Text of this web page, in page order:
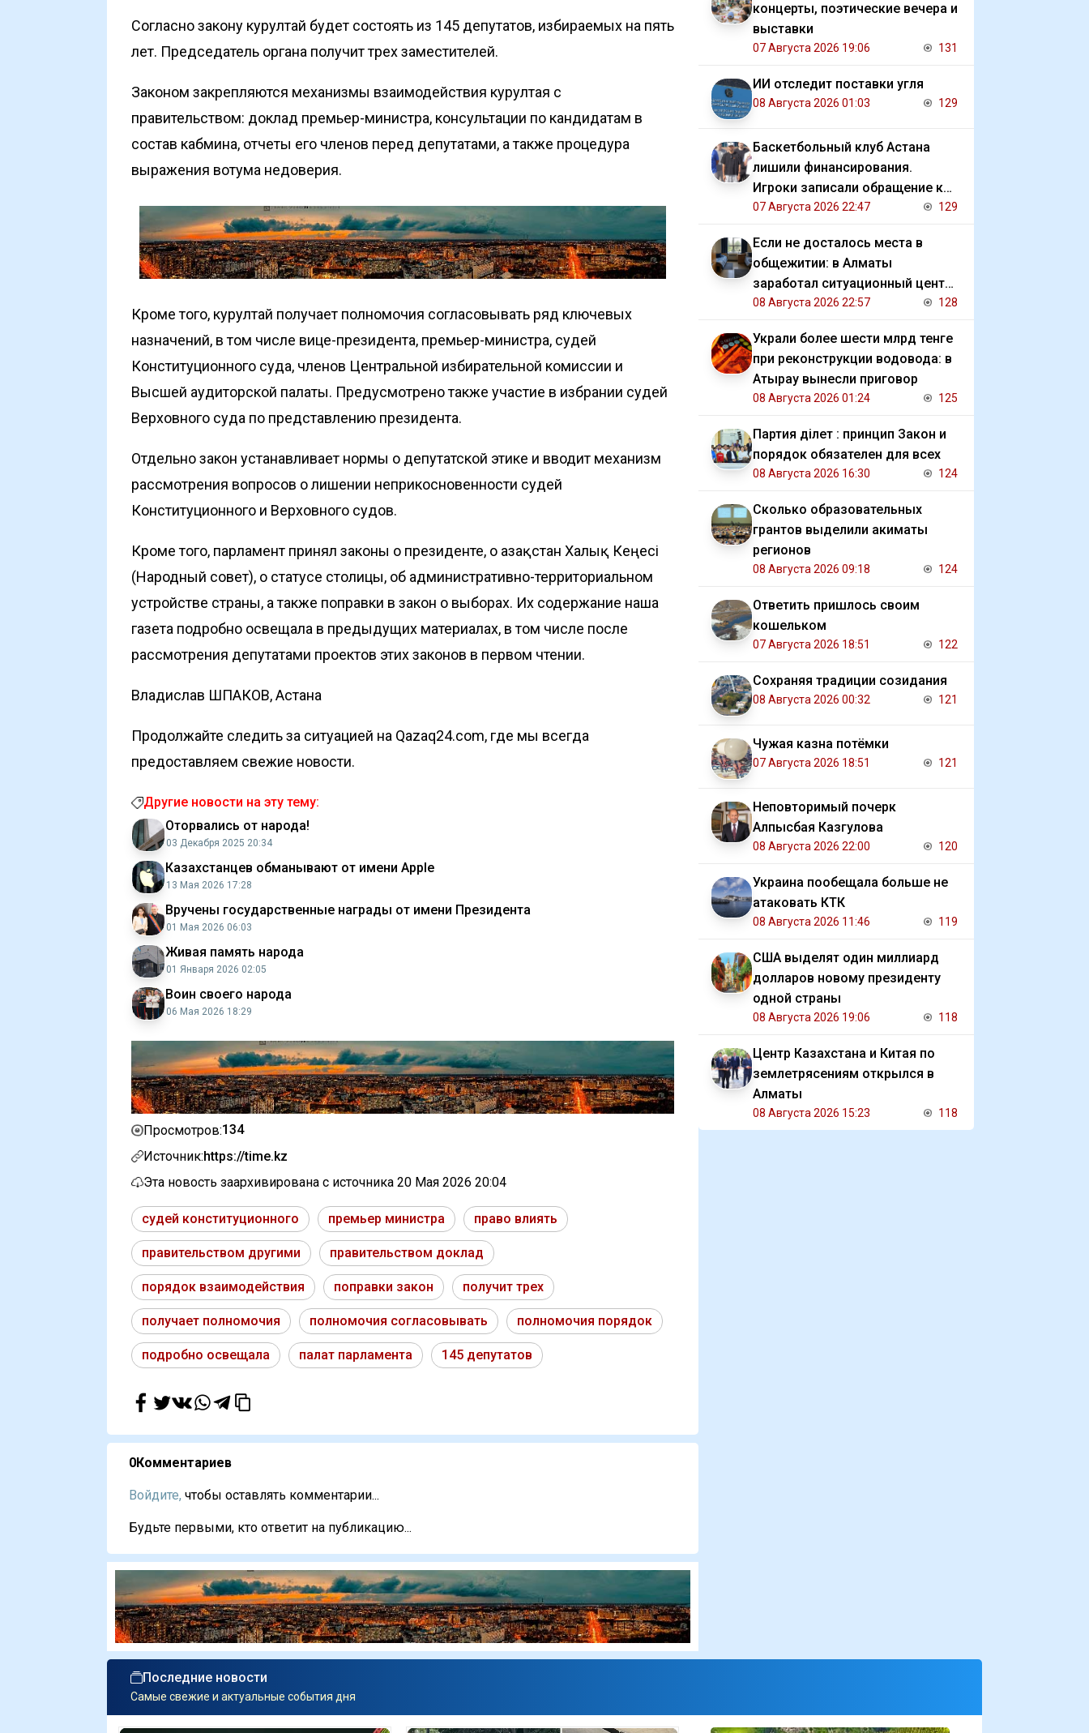
Согласно закону курултай будет состоять из 145 депутатов, избираемых на пять
лет. Председатель органа получит трех заместителей.
Законом закрепляются механизмы взаимодействия курултая с
правительством: доклад премьер-министра, консультации по кандидатам в
состав кабмина, отчеты его членов перед депутатами, а также процедура
выражения вотума недоверия.
Кроме того, курултай получает полномочия согласовывать ряд ключевых
назначений, в том числе вице-президента, премьер-министра, судей
Конституционного суда, членов Центральной избирательной комиссии и
Высшей аудиторской палаты. Предусмотрено также участие в избрании судей
Верховного суда по представлению президента.
Отдельно закон устанавливает нормы о депутатской этике и вводит механизм
рассмотрения вопросов о лишении неприкосновенности судей
Конституционного и Верховного судов.
Кроме того, парламент принял законы о президенте, о Қазақстан Халық Кеңесі
(Народный совет), о статусе столицы, об административно-территориальном
устройстве страны, а также поправки в закон о выборах. Их содержание наша
газета подробно освещала в предыдущих материалах, в том числе после
рассмотрения депутатами проектов этих законов в первом чтении.
Владислав ШПАКОВ, Астана
Продолжайте следить за ситуацией на Qazaq24.com, где мы всегда
предоставляем свежие новости.
Другие новости на эту тему:
Оторвались от народа!
03 Декабря 2025 20:34
Казахстанцев обманывают от имени Apple
13 Мая 2026 17:28
Вручены государственные награды от имени Президента
01 Мая 2026 06:03
Живая память народа
01 Января 2026 02:05
Воин своего народа
06 Мая 2026 18:29
Просмотров:134
Источник:https://time.kz
Эта новость заархивирована с источника 20 Мая 2026 20:04
судей конституционного премьер министра право влиять
правительством другими правительством доклад
порядок взаимодействия поправки закон получит трех
получает полномочия полномочия согласовывать полномочия порядок
подробно освещала палат парламента 145 депутатов
0Комментариев
Войдите, чтобы оставлять комментарии...
Будьте первыми, кто ответит на публикацию...
концерты, поэтические вечера и
выставки
07 Августа 2026 19:06 131
ИИ отследит поставки угля
08 Августа 2026 01:03 129
Баскетбольный клуб Астана
лишили финансирования.
Игроки записали обращение к
президенту
07 Августа 2026 22:47 129
Если не досталось места в
общежитии: в Алматы
заработал ситуационный центр
для студентов
08 Августа 2026 22:57 128
Украли более шести млрд тенге
при реконструкции водовода: в
Атырау вынесли приговор
08 Августа 2026 01:24 125
Партия Әділет : принцип Закон и
порядок обязателен для всех
08 Августа 2026 16:30 124
Сколько образовательных
грантов выделили акиматы
регионов
08 Августа 2026 09:18 124
Ответить пришлось своим
кошельком
07 Августа 2026 18:51 122
Сохраняя традиции созидания
08 Августа 2026 00:32 121
Чужая казна потёмки
07 Августа 2026 18:51 121
Неповторимый почерк
Алпысбая Казгулова
08 Августа 2026 22:00 120
Украина пообещала больше не
атаковать КТК
08 Августа 2026 11:46 119
США выделят один миллиард
долларов новому президенту
одной страны
08 Августа 2026 19:06 118
Центр Казахстана и Китая по
землетрясениям открылся в
Алматы
08 Августа 2026 15:23 118
Последние новости
Самые свежие и актуальные события дня